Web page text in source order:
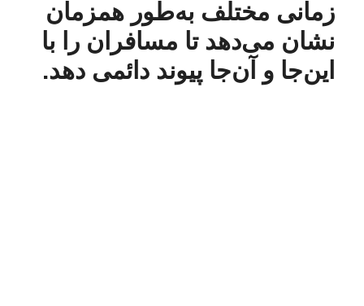
زمانی مختلف به‌طور همزمان
نشان می‌دهد تا مسافران را با
این‌جا و آن‌جا پیوند دائمی دهد.